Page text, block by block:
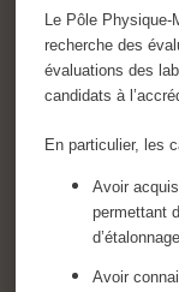
Le Pôle Physique-
recherche des
évaluations des
candidats à
En particulier, les
Avoir
permettant
Avoir